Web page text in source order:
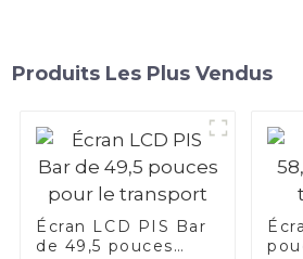
Produits Les Plus Vendus
Écran LCD PIS Bar
de 49,5 pouces